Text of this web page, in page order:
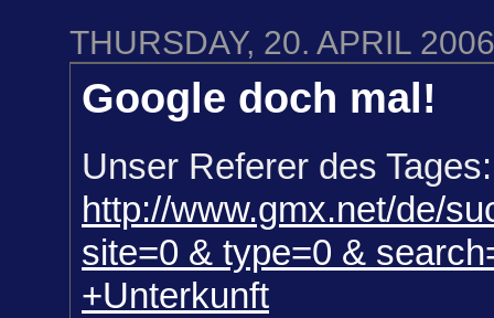
THURSDAY, 20. APRIL 2006
Google doch mal!
Unser Referer des Tages:
http://www.gmx.net/de/
site=0 & type=0 &
+Unterkunft